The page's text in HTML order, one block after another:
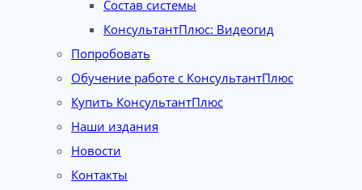
Состав системы
КонсультантПлюс: Видеогид
Попробовать
Обучение работе с КонсультантПлюс
Купить КонсультантПлюс
Наши издания
Новости
Контакты